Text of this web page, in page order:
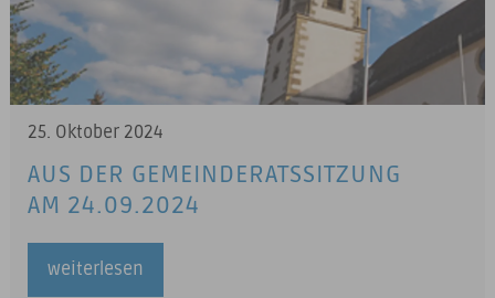
25. Oktober 2024
AUS DER GEMEINDERATSSITZUNG
AM 24.09.2024
weiterlesen